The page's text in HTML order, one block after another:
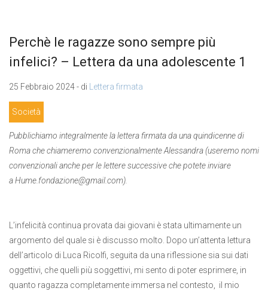
Perchè le ragazze sono sempre più
infelici? – Lettera da una adolescente 1
25 Febbraio 2024 - di Lettera firmata
Società
Pubblichiamo integralmente la lettera firmata da una quindicenne di
Roma che chiameremo convenzionalmente Alessandra (useremo nomi
convenzionali anche per le lettere successive che potete inviare
a Hume.fondazione@gmail.com).
L’infelicità continua provata dai giovani è stata ultimamente un
argomento del quale si è discusso molto. Dopo un’attenta lettura
dell’articolo di Luca Ricolfi, seguita da una riflessione sia sui dati
oggettivi, che quelli più soggettivi, mi sento di poter esprimere, in
quanto ragazza completamente immersa nel contesto, il mio